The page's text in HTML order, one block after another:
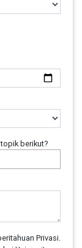
berikut?
Privasi.